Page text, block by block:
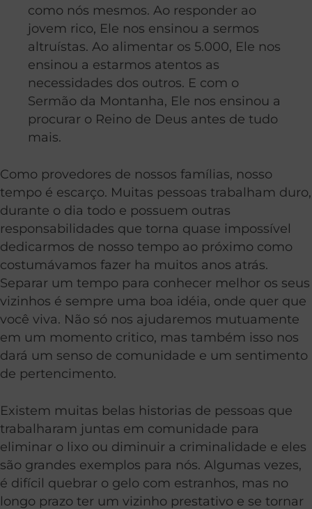
como nós mesmos. Ao responder ao
jovem rico, Ele nos ensinou a sermos
altruístas. Ao alimentar os 5.000, Ele nos
ensinou a estarmos atentos as
necessidades dos outros. E com o
Sermão da Montanha, Ele nos ensinou a
procurar o Reino de Deus antes de tudo
mais.
Como provedores de nossos famílias, nosso
tempo é escarço. Muitas pessoas trabalham duro,
durante o dia todo e possuem outras
responsabilidades que torna quase impossível
dedicarmos de nosso tempo ao próximo como
costumávamos fazer ha muitos anos atrás.
Separar um tempo para conhecer melhor os seus
vizinhos é sempre uma boa idéia, onde quer que
você viva. Não só nos ajudaremos mutuamente
em um momento critico, mas também isso nos
dará um senso de comunidade e um sentimento
de pertencimento.
Existem muitas belas historias de pessoas que
trabalharam juntas em comunidade para
eliminar o lixo ou diminuir a criminalidade e eles
são grandes exemplos para nós. Algumas vezes,
é difícil quebrar o gelo com estranhos, mas no
longo prazo ter um vizinho prestativo e se tornar